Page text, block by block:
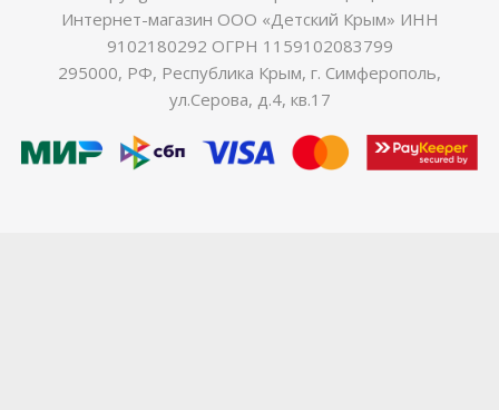
Интернет-магазин ООО «Детский Крым» ИНН
9102180292 ОГРН 1159102083799
295000, РФ, Республика Крым, г. Симферополь,
ул.Серова, д.4, кв.17